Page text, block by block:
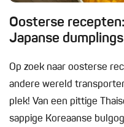
Oosterse
Japanse
Op zoek naar oosterse
andere wereld
plek! Van een pittige
sappige Koreaanse